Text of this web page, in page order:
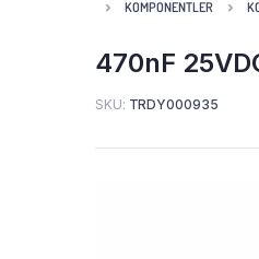
KOMPONENTLER
470nF
SKU: TRDY000935